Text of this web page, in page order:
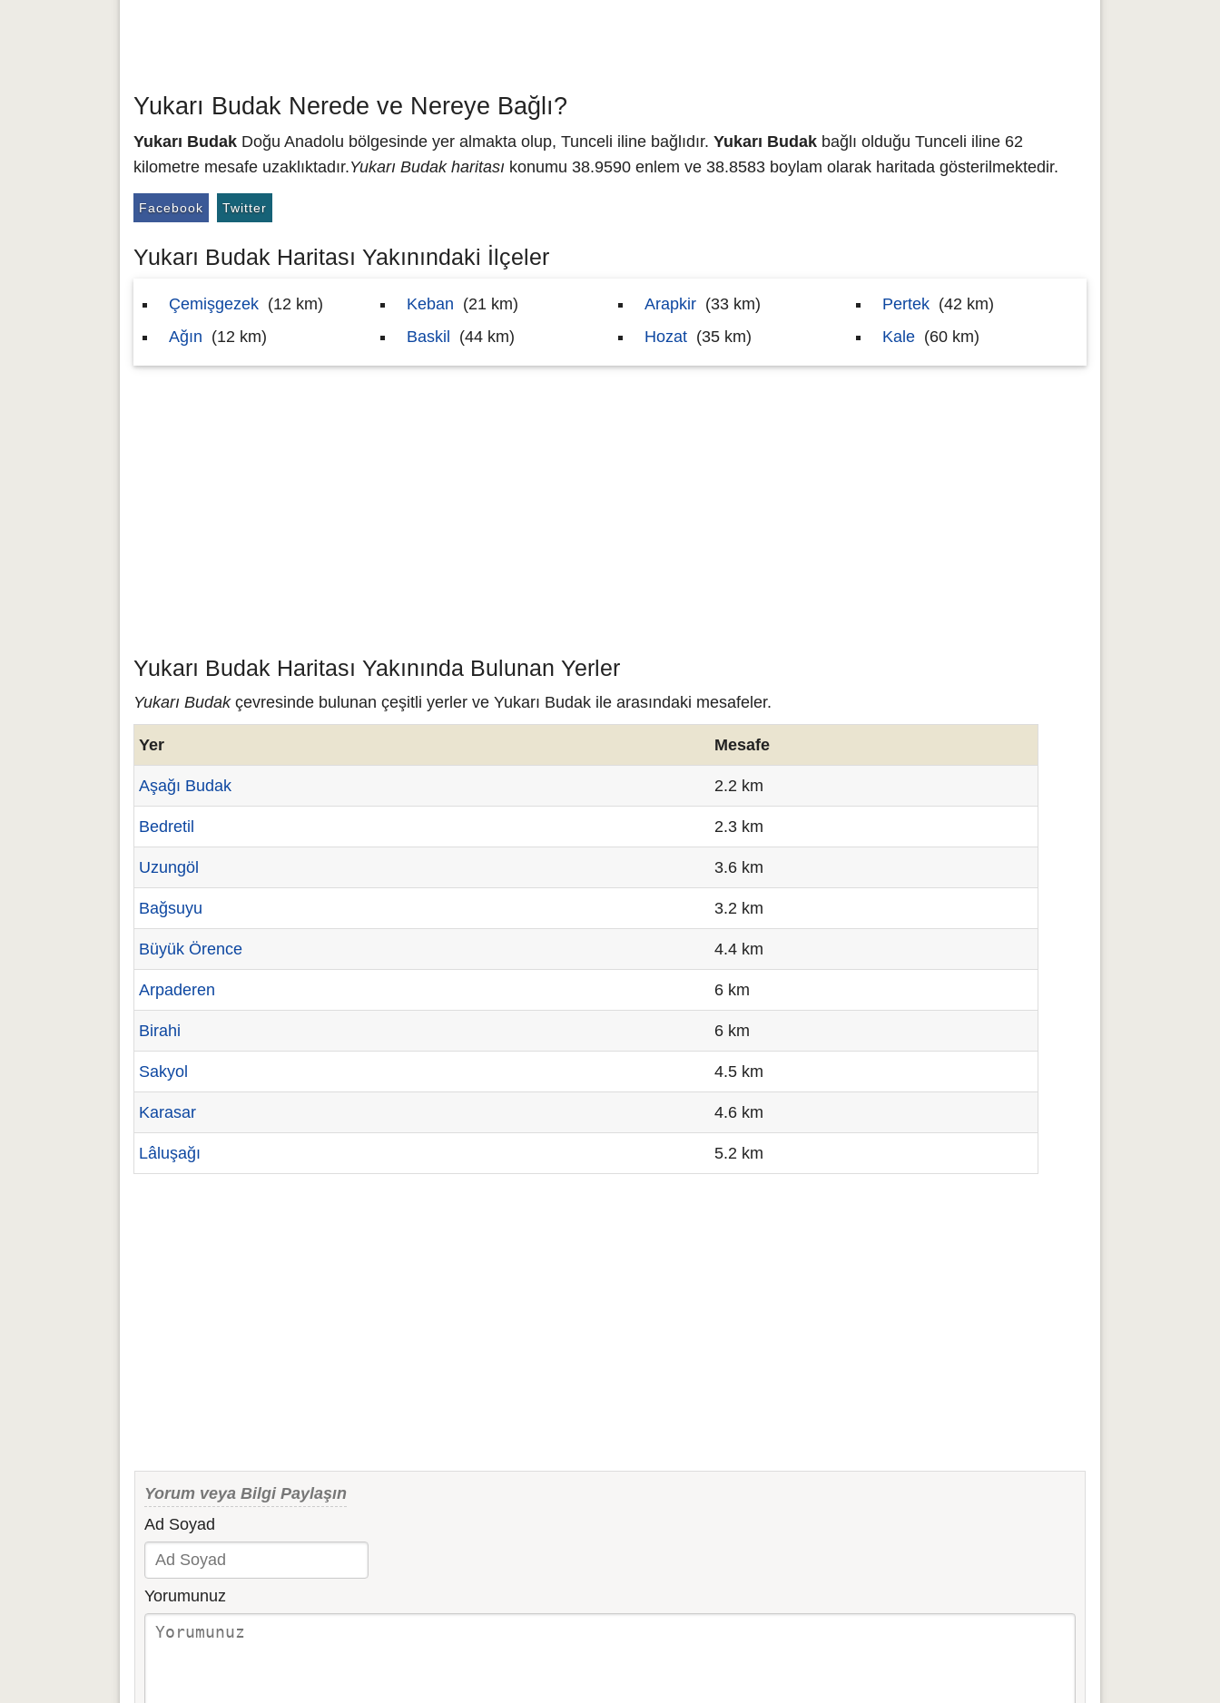
Yukarı Budak Nerede ve Nereye Bağlı?
Yukarı Budak Doğu Anadolu bölgesinde yer almakta olup, Tunceli iline bağlıdır. Yukarı Budak bağlı olduğu Tunceli iline 62
kilometre mesafe uzaklıktadır.Yukarı Budak haritası konumu 38.9590 enlem ve 38.8583 boylam olarak haritada gösterilmektedir.
Facebook Twitter
Yukarı Budak Haritası Yakınındaki İlçeler
Çemişgezek (12 km)
Ağın (12 km)
Keban (21 km)
Baskil
(44 km)
Arapkir (33 km)
Hozat (35 km)
Pertek (42 km)
Kale (60 km)
Yukarı Budak Haritası Yakınında Bulunan Yerler
Yukarı Budakçevresinde bulunan çeşitli yerler ve Yukarı Budak ile arasındaki mesafeler.
Yer Mesafe
Aşağı Budak 2.2 km
Bedretil 2.3 km
Uzungöl 3.6 km
Bağsuyu 3.2 km
Büyük Örence 4.4 km
Arpaderen 6 km
Birahi 6 km
Sakyol 4.5 km
Karasar 4.6 km
Lâluşağı 5.2 km
Yorum veya Bilgi Paylaşın
Ad Soyad
Yorumunuz